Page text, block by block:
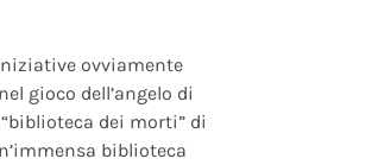
ovviamente
gioco dell’angelo di
dei morti” di
biblioteca